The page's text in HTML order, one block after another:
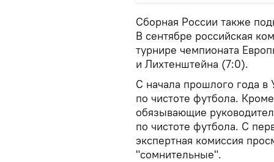
Сборная России также
В сентябре российская
турнире чемпионата
и Лихтенштейна (7:0).
С начала прошлого года в
по чистоте футбола.
обязывающие
по чистоте футбола. С
экспертная комиссия
"сомнительные".